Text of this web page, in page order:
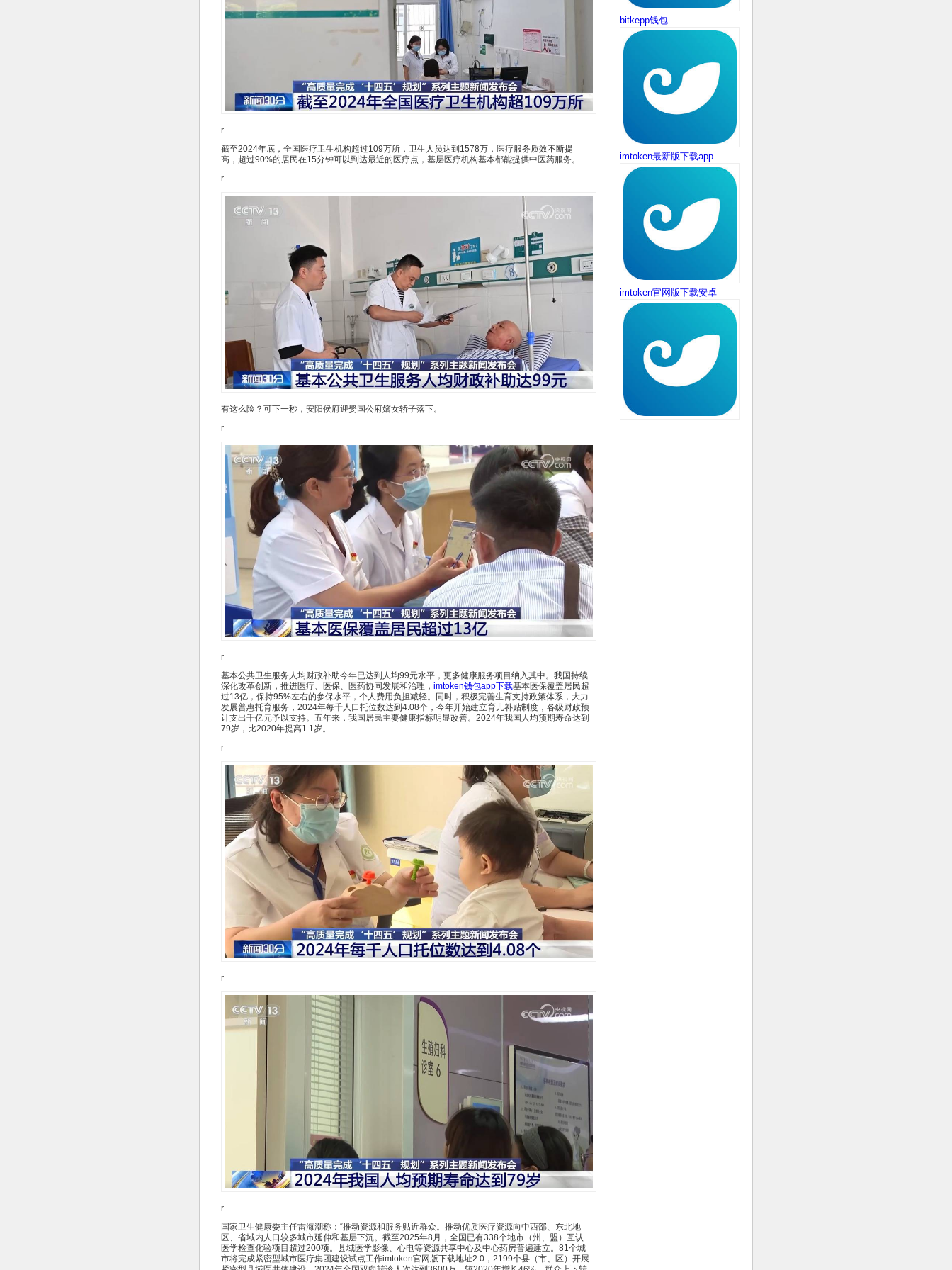
r
截至2024年底，全国医疗卫生机构超过109万所，卫生人员达到1578万，医疗服务质效不断提
高，超过90%的居民在15分钟可以到达最近的医疗点，基层医疗机构基本都能提供中医药服务。
r
有这么险？可下一秒，安阳侯府迎娶国公府嫡女轿子落下。
r
r
基本公共卫生服务人均财政补助今年已达到人均99元水平，更多健康服务项目纳入其中。我国持续
深化改革创新，推进医疗、医保、医药协同发展和治理， imtoken钱包app下载基本医保覆盖居民超
过13亿，保持95%左右的参保水平，个人费用负担减轻。同时，积极完善生育支持政策体系，大力
发展普惠托育服务，2024年每千人口托位数达到4.08个，今年开始建立育儿补贴制度，各级财政预
计支出千亿元予以支持。五年来，我国居民主要健康指标明显改善。2024年我国人均预期寿命达到
79岁，比2020年提高1.1岁。
r
r
r
国家卫生健康委主任雷海潮称：“推动资源和服务贴近群众。推动优质医疗资源向中西部、东北地
区、省域内人口较多城市延伸和基层下沉。截至2025年8月，全国已有338个地市（州、盟）互认
医学检查化验项目超过200项。县域医学影像、心电等资源共享中心及中心药房普遍建立。81个城
市将完成紧密型城市医疗集团建设试点工作imtoken官网版下载地址2.0，2199个县（市、区）开展
bitkepp钱包
imtoken最新版下载app
imtoken官网版下载安卓